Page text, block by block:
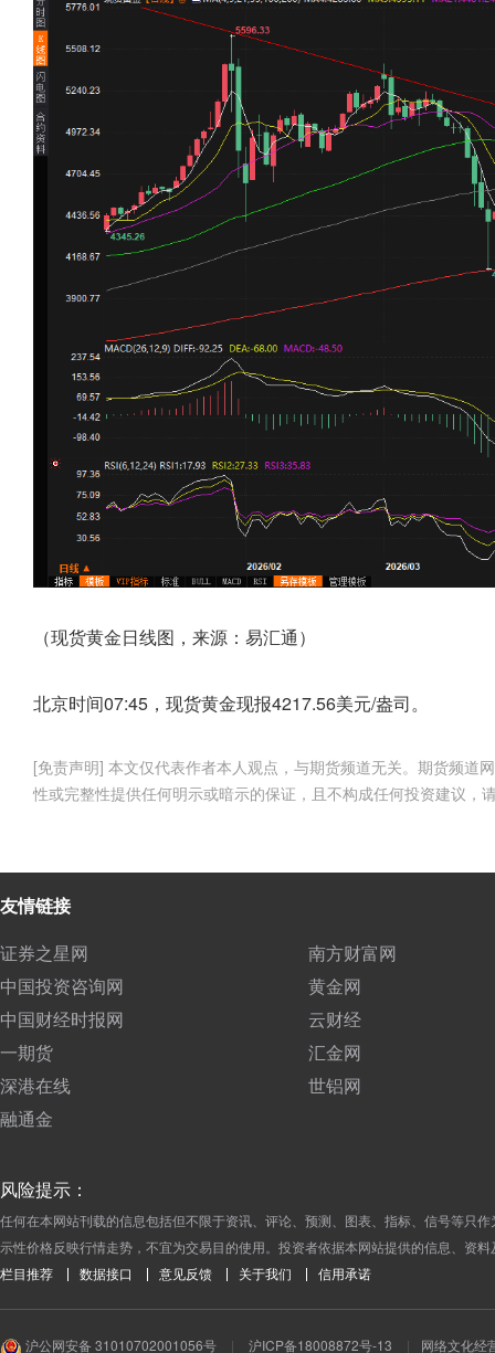
（现货黄金日线图，来源：易汇通）
北京时间07:45，现货黄金现报4217.56美元/盎司。
[免责声明] 本文仅代表作者本人观点，与期货频道无关。期货频道
性或完整性提供任何明示或暗示的保证，且不构成任何投资建议，
友情链接
证券之星网
南方财富网
中国投资咨询网
黄金网
中国财经时报网
云财经
一期货
汇金网
深港在线
世铝网
融通金
风险提示：
任何在本网站刊载的信息包括但不限于资讯、评论、预测、图表、指标、信号等只
示性价格反映行情走势，不宜为交易目的使用。投资者依据本网站提供的信息、资
栏目推荐
数据接口 意见反馈 关于我们 信用承诺
沪公网安备 31010702001056号 | 沪ICP备18008872号-13 | 网络文化经